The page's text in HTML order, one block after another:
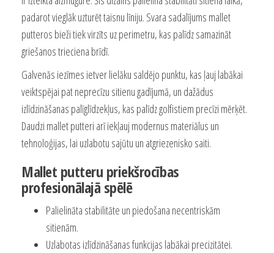
padarot vieglāk uzturēt taisnu līniju. Svara sadalījums mallet
putteros bieži tiek virzīts uz perimetru, kas palīdz samazināt
griešanos trieciena brīdī.
Galvenās iezīmes ietver lielāku saldējo punktu, kas ļauj labākai
veiktspējai pat neprecīzu sitienu gadījumā, un dažādus
izlīdzināšanas palīglīdzekļus, kas palīdz golfistiem precīzi mērķēt.
Daudzi mallet putteri arī iekļauj modernus materiālus un
tehnoloģijas, lai uzlabotu sajūtu un atgriezenisko saiti.
Mallet putteru priekšrocības
profesionālajā spēlē
Palielināta stabilitāte un piedošana necentriskām
sitienām.
Uzlabotas izlīdzināšanas funkcijas labākai precizitātei.